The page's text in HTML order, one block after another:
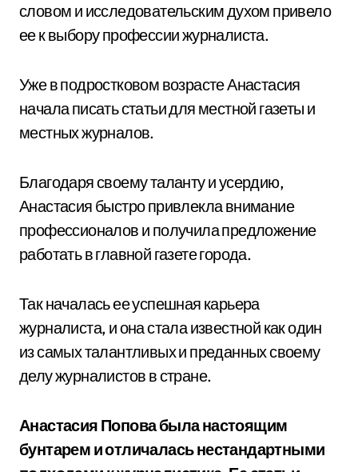
словом и исследовательским духом привело
ее к выбору профессии журналиста.
Уже в подростковом возрасте Анастасия
начала писать статьи для местной газеты и
местных журналов.
Благодаря своему таланту и усердию,
Анастасия быстро привлекла внимание
профессионалов и получила предложение
работать в главной газете города.
Так началась ее успешная карьера
журналиста, и она стала известной как один
из самых талантливых и преданных своему
делу журналистов в стране.
Анастасия Попова была настоящим
бунтарем и отличалась нестандартными